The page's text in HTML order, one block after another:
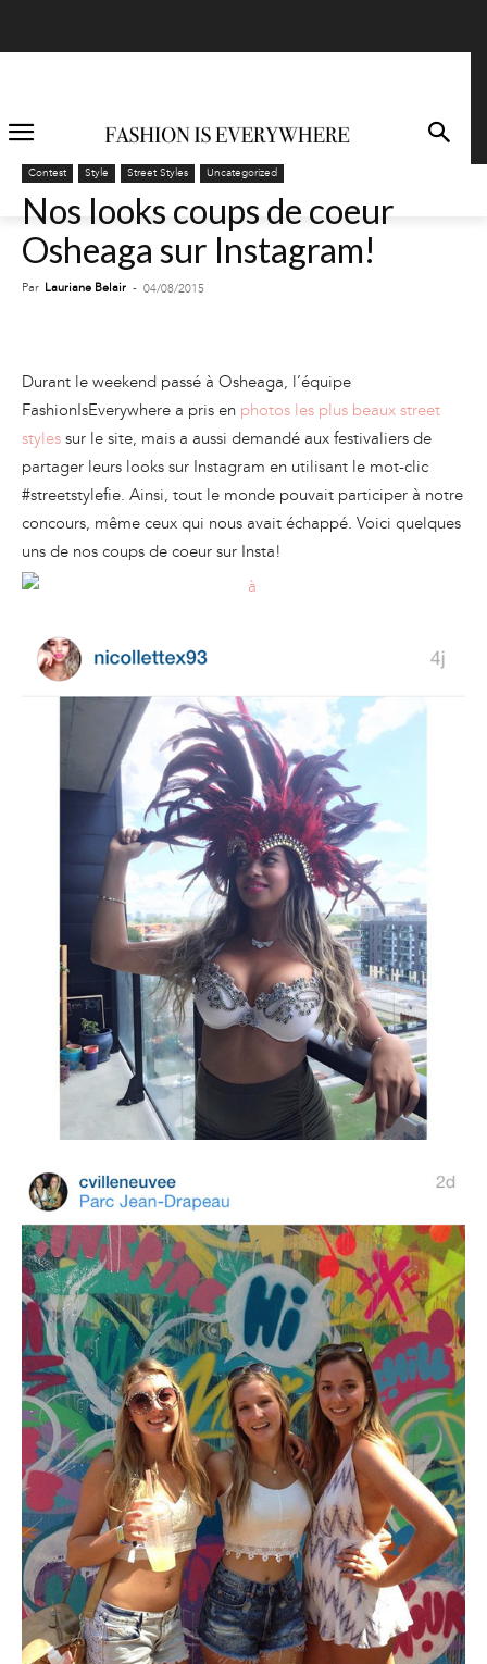
Contest Style Street Styles Uncategorized
Nos looks coups de coeur
Osheaga sur Instagram!
Par Lauriane Belair - 04/08/2015
Durant le weekend passé à Osheaga, l’équipe
FashionIsEverywhere a pris en photos les plus beaux street
styles sur le site, mais a aussi demandé aux festivaliers de
partager leurs looks sur Instagram en utilisant le mot-clic
#streetstylefie. Ainsi, tout le monde pouvait participer à notre
concours, même ceux qui nous avait échappé. Voici quelques
uns de nos coups de coeur sur Insta!